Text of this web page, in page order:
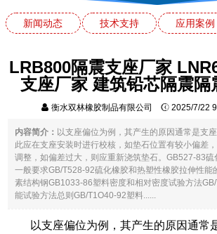
新闻动态 技术支持 应用案例
LRB800隔震支座厂家
支座厂家 建筑铅芯隔震隔
衡水双林橡胶制品有限公司 2025/7/22
内容简介： 以支座偏位为例，其产生的原因通常是支
此应在支座安装时进行校核，如垫石位置有较小偏差
调整，如偏差过大，则应重新浇筑垫石。GB527-83硫
一般要求GB/T528-92硫化橡胶和热塑性橡胶拉伸性能
素结构钢GB1033-86塑料密度和相对密度试验方法
能试验方法总则GB/T1O40-92塑料......
以支座偏位为例，其产生的原因通常